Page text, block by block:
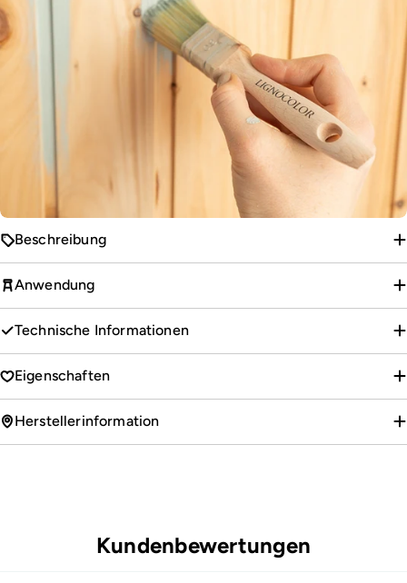
Beschreibung
Anwendung
Technische Informationen
Eigenschaften
Herstellerinformation
Kundenbewertungen